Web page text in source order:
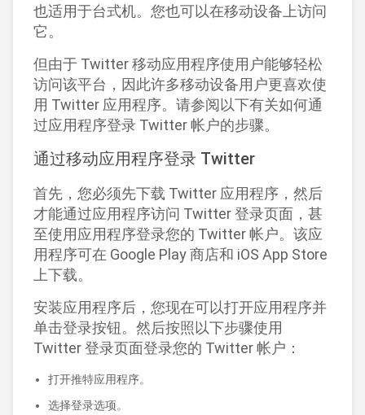
也适用于台式机。您也可以在移动设备上访问
它。
但由于 Twitter 移动应用程序使用户能够轻松
访问该平台，因此许多移动设备用户更喜欢使
用 Twitter 应用程序。请参阅以下有关如何通
过应用程序登录 Twitter 帐户的步骤。
通过移动应用程序登录 Twitter
首先，您必须先下载 Twitter 应用程序，然后
才能通过应用程序访问 Twitter 登录页面，甚
至使用应用程序登录您的 Twitter 帐户。该应
用程序可在 Google Play 商店和 iOS App Store
上下载。
安装应用程序后，您现在可以打开应用程序并
单击登录按钮。然后按照以下步骤使用
Twitter 登录页面登录您的 Twitter 帐户：
打开推特应用程序。
选择登录选项。